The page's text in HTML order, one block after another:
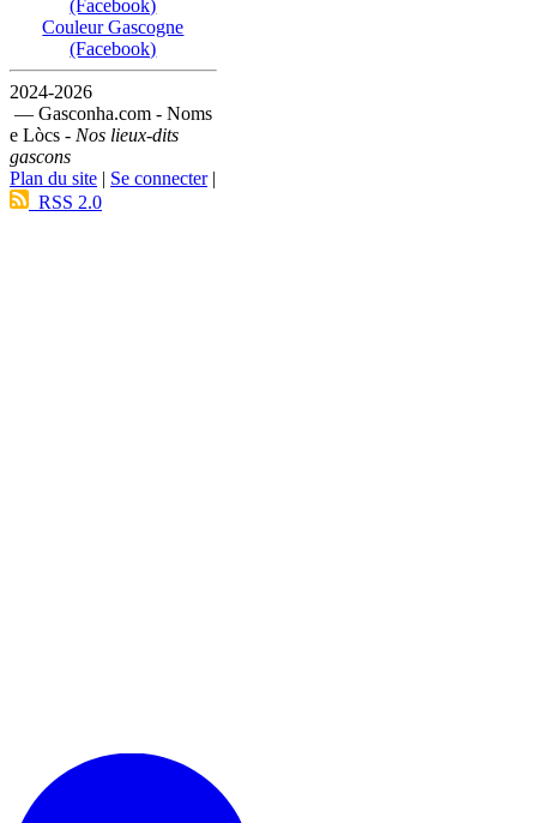
(Facebook)
Couleur Gascogne
(Facebook)
2024-2026
— Gasconha.com - Noms
e Lòcs - Nos lieux-dits
gascons
Plan du site | Se connecter|
RSS 2.0